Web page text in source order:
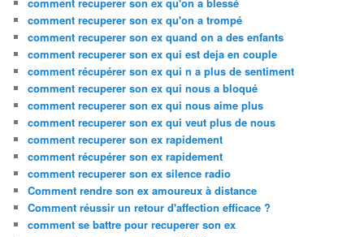
comment recuperer son ex qu'on a trompé
comment recuperer son ex quand on a des enfants
comment recuperer son ex qui est deja en couple
comment récupérer son ex qui n a plus de sentiment
comment recuperer son ex qui nous a bloqué
comment recuperer son ex qui nous aime plus
comment recuperer son ex qui veut plus de nous
comment recuperer son ex rapidement
comment récupérer son ex rapidement
comment recuperer son ex silence radio
Comment rendre son ex amoureux à distance
Comment réussir un retour d'affection efficace ?
comment se battre pour recuperer son ex